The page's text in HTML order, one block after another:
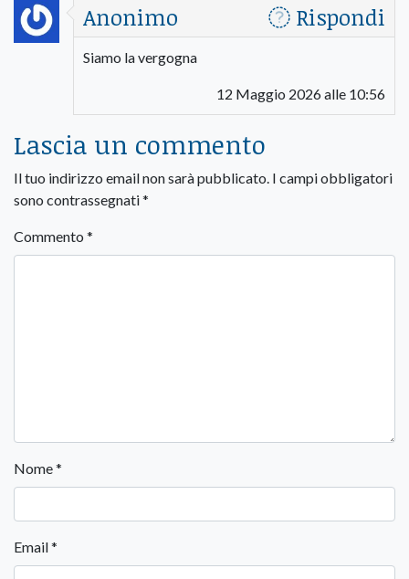
Anonimo Rispondi
Siamo la vergogna
12 Maggio 2026 alle 10:56
Lascia un commento
Il tuo indirizzo email non sarà pubblicato. I campi obbligatori
sono contrassegnati*
Commento *
Nome*
Email*